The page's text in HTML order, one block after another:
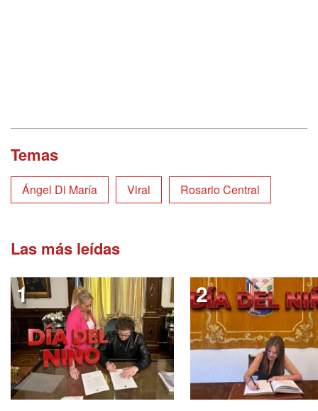
Temas
Ángel Di María Viral Rosario Central
Las más leídas